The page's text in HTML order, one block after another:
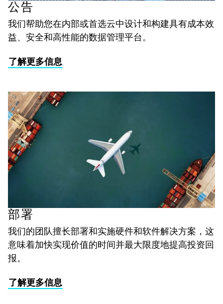
公告
我们帮助您在内部或首选云中设计和构建具有成本效
益、安全和高性能的数据管理平台。
了解更多信息
部署
我们的团队擅长部署和实施硬件和软件解决方案，这
意味着加快实现价值的时间并最大限度地提高投资回
报。
了解更多信息